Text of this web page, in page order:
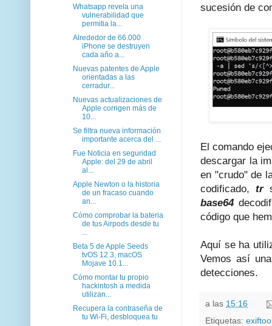
sucesión de
El comando
descargar la
en "crudo" de
codificado,tr
base64
código que
Aquí se ha
Vemos así
detecciones.
a las 15:16
Etiquetas:
Whatsapp revela una
vulnerabilidad que
permitia la...
Alrededor de 66.000
iPhone se destruyen
cada año a...
Nuevas patentes de Apple
orientadas a las
cerradur...
Nuevas actualizaciones de
Apple corrigen más de
10...
Se filtra nueva información
importante acerca del ...
Fue Noticia en seguridad
Apple: del 29 de abril
al...
Apple Newton o la historia
de un fracaso cuando
an...
Cómo comprobar la bateria
de tus Airpods desde tu
Beta 5 de Apple Seeds
tvOS 12.3, macOS
Mojave 10.1...
Cómo montar tu propio
hackintosh a medida
utilizan...
Recupera la contraseña de
tu Wi-Fi, desbloquea tu